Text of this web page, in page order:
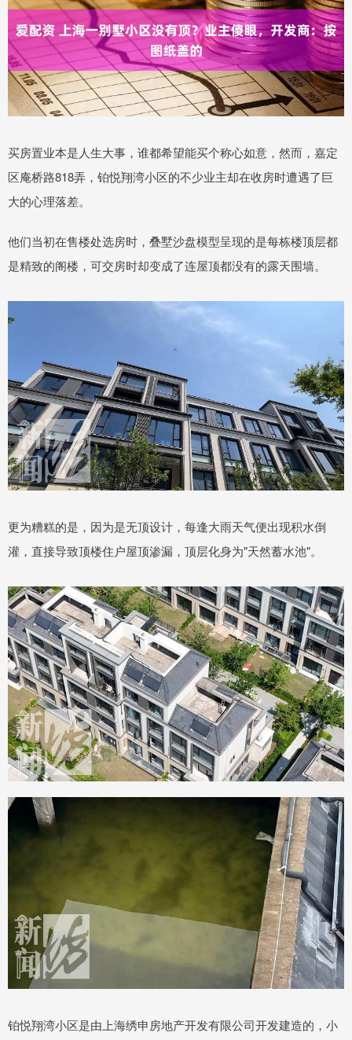
买房置业本是人生大事，谁都希望能买个称心如意，然而，嘉定
区庵桥路818弄，铂悦翔湾小区的不少业主却在收房时遭遇了巨
大的心理落差。
他们当初在售楼处选房时，叠墅沙盘模型呈现的是每栋楼顶层都
是精致的阁楼，可交房时却变成了连屋顶都没有的露天围墙。
更为糟糕的是，因为是无顶设计，每逢大雨天气便出现积水倒
灌，直接导致顶楼住户屋顶渗漏，顶层化身为"天然蓄水池"。
铂悦翔湾小区是由上海绣申房地产开发有限公司开发建造的，小